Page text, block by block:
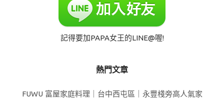
記得要加PAPA女王的LINE@喔!
熱門文章
FUWU 富屋家庭料理｜台中西屯區｜永豐棧旁高人氣家